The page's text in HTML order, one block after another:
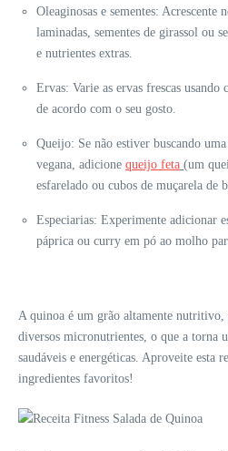
Oleaginosas e sementes: Acrescente
laminadas, sementes de girassol ou
e nutrientes extras.
Ervas: Varie as ervas frescas
de acordo com o seu gosto.
Queijo: Se não estiver buscando
vegana, adicione queijo feta (um
esfarelado ou cubos de muçarela de
Especiarias: Experimente adicionar
páprica ou curry em pó ao molho
A quinoa é um grão altamente
diversos micronutrientes, o que a torna
saudáveis e energéticas. Aproveite esta
ingredientes favoritos!